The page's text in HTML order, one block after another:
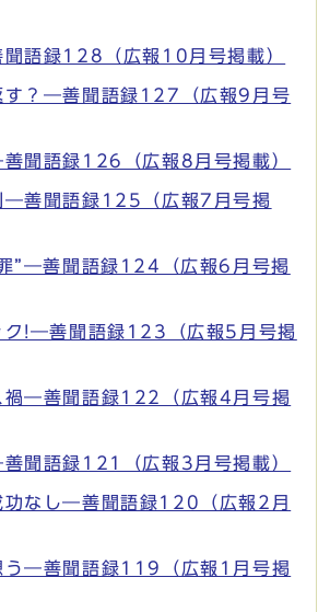
語録128（広報10月号掲載）
す？―善聞語録127（広報9月号
聞語録126（広報8月号掲載）
―善聞語録125（広報7月号掲
”―善聞語録124（広報6月号掲
ク!―善聞語録123（広報5月号掲
禍―善聞語録122（広報4月号掲
聞語録121（広報3月号掲載）
功なし―善聞語録120（広報2月
う―善聞語録119（広報1月号掲